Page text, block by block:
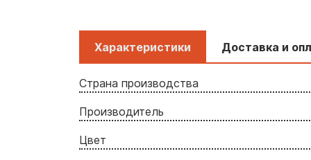
Характеристики Доставка и
Страна производства
Производитель
Цвет